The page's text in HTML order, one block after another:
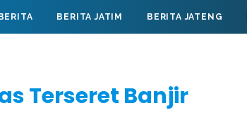
BERITA BERITA JATIM BERITA JATENG
Terseret Banjir